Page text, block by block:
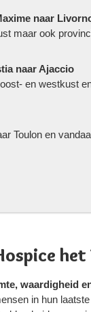
naar
maar ook
naar Ajaccio
en westkust
Toulon en
waardigheid
in hun